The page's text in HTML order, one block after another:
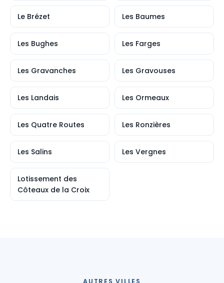
Le Brézet Les Baumes
Les Bughes Les Farges
Les Gravanches Les Gravouses
Les Landais Les Ormeaux
Les Quatre Routes Les Ronzières
Les Salins Les Vergnes
Lotissement des
Côteaux de la Croix
AUTRES VILLES